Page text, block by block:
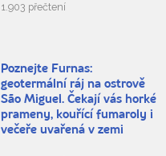
1.903 přečtení
Poznejte Furnas:
geotermální ráj na ostrově
São Miguel. Čekají vás horké
prameny, kouřící fumaroly i
večeře uvařená v zemi